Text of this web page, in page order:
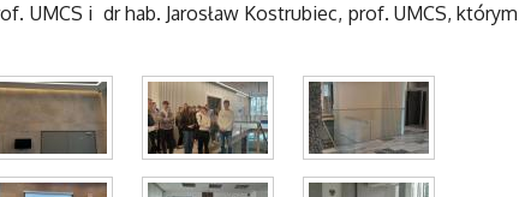
UMCS i dr hab. Jarosław Kostrubiec, prof. UMCS, którym